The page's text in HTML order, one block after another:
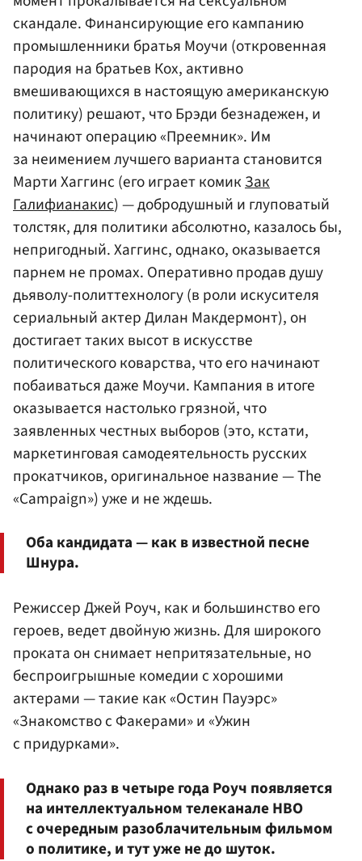
скандале. Финансирующие его кампанию
промышленники братья Моучи (откровенная
пародия на братьев Кох, активно
вмешивающихся в настоящую американскую
политику) решают, что Брэди безнадежен, и
начинают операцию «Преемник». Им
за неимением лучшего варианта становится
Марти Хаггинс (его играет комик Зак
Галифианакис) — добродушный и глуповатый
толстяк, для политики абсолютно, казалось бы,
непригодный. Хаггинс, однако, оказывается
парнем не промах. Оперативно продав душу
дьяволу-политтехнологу (в роли искусителя
сериальный актер Дилан Макдермонт), он
достигает таких высот в искусстве
политического коварства, что его начинают
побаиваться даже Моучи. Кампания в итоге
оказывается настолько грязной, что
заявленных честных выборов (это, кстати,
маркетинговая самодеятельность русских
прокатчиков, оригинальное название — The
«Campaign») уже и не ждешь.
Оба кандидата — как в известной песне
Шнура.
Режиссер Джей Роуч, как и большинство его
героев, ведет двойную жизнь. Для широкого
проката он снимает непритязательные, но
беспроигрышные комедии с хорошими
актерами — такие как «Остин Пауэрс»
«Знакомство с Факерами» и «Ужин
с придурками».
Однако раз в четыре года Роуч появляется
на интеллектуальном телеканале HBO
с очередным разоблачительным фильмом
о политике, и тут уже не до шуток.